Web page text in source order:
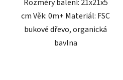
Rozměry balení: 21x21x5
cm Věk: 0m+ Materiál: FSC
bukové dřevo, organická
bavlna